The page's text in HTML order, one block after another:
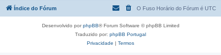
Índice do Fórum O Fuso Horário do Fórum é UTC
Desenvolvido porphpBB® Forum Software © phpBB Limited
Traduzido por: phpBB Portugal
Privacidade | Termos